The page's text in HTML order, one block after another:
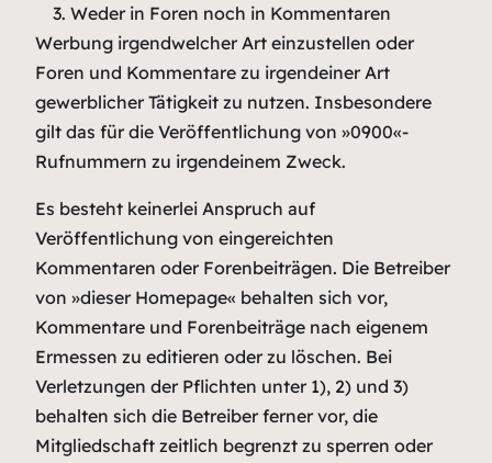
3. Weder in Foren noch in Kommentaren
Werbung irgendwelcher Art einzustellen oder
Foren und Kommentare zu irgendeiner Art
gewerblicher Tätigkeit zu nutzen. Insbesondere
gilt das für die Veröffentlichung von »0900«-
Rufnummern zu irgendeinem Zweck.
Es besteht keinerlei Anspruch auf
Veröffentlichung von eingereichten
Kommentaren oder Forenbeiträgen. Die Betreiber
von »dieser Homepage« behalten sich vor,
Kommentare und Forenbeiträge nach eigenem
Ermessen zu editieren oder zu löschen. Bei
Verletzungen der Pflichten unter 1), 2) und 3)
behalten sich die Betreiber ferner vor, die
Mitgliedschaft zeitlich begrenzt zu sperren oder